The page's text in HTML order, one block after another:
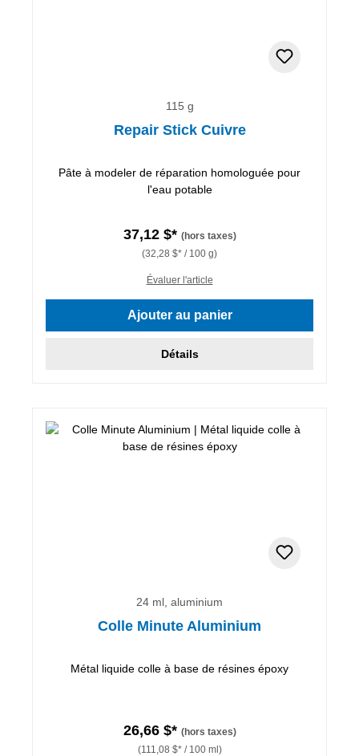
115 g
Repair Stick Cuivre
Pâte à modeler de réparation homologuée pour
l'eau potable
37,12 $* (hors taxes)
(32,28 $* / 100 g)
Évaluer l'article
Ajouter au panier
Détails
24 ml, aluminium
Colle Minute Aluminium
Métal liquide colle à base de résines époxy
26,66 $* (hors taxes)
(111,08 $* / 100 ml)